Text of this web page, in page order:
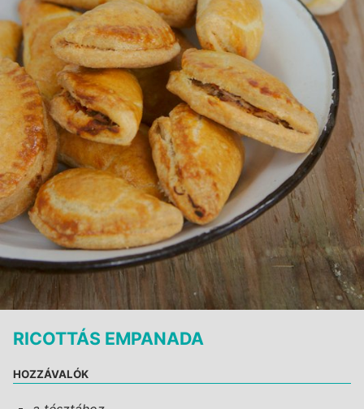
RICOTTÁS EMPANADA
HOZZÁVALÓK